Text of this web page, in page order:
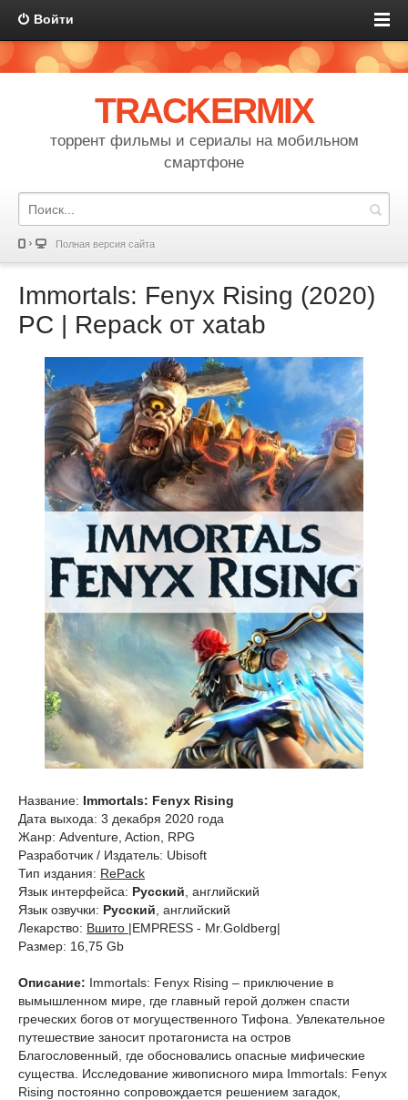
Войти
TRACKERMIX
торрент фильмы и сериалы на мобильном
смартфоне
Полная версия сайта
Immortals: Fenyx Rising (2020)
PC | Repack от xatab
Название: Immortals: Fenyx Rising
Дата выхода: 3 декабря 2020 года
Жанр: Adventure, Action, RPG
Разработчик / Издатель: Ubisoft
Тип издания: RePack
Язык интерфейса: Русский , английский
Язык озвучки: Русский , английский
Лекарство: Вшито |EMPRESS - Mr.Goldberg|
Размер: 16,75 Gb
Описание: Immortals: Fenyx Rising – приключение в
вымышленном мире, где главный герой должен спасти
греческих богов от могущественного Тифона. Увлекательное
путешествие заносит протагониста на остров
Благословенный, где обосновались опасные мифические
существа. Исследование живописного мира Immortals: Fenyx
Rising постоянно сопровождается решением загадок,